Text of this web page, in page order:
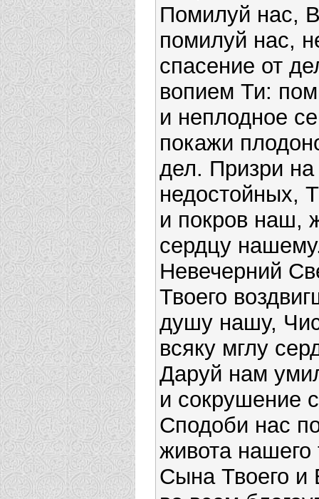
Помилуй нас,
помилуй нас,
спасение от
вопием Ти:
и неплодное
покажи
дел. Призри на
недостойных,
и покров наш,
сердцу
Невечерний
Твоего
душу нашу,
всяку мглу
Даруй нам
и сокрушение
Сподоби нас
живота нашего
Сына Твоего и